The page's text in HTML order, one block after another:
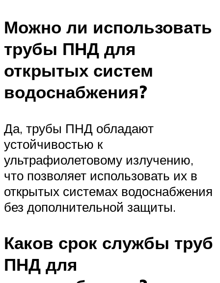
Можно ли использовать
трубы ПНД для
открытых систем
водоснабжения?
Да, трубы ПНД обладают
устойчивостью к
ультрафиолетовому излучению,
что позволяет использовать их в
открытых системах водоснабжения
без дополнительной защиты.
Каков срок службы труб
ПНД для